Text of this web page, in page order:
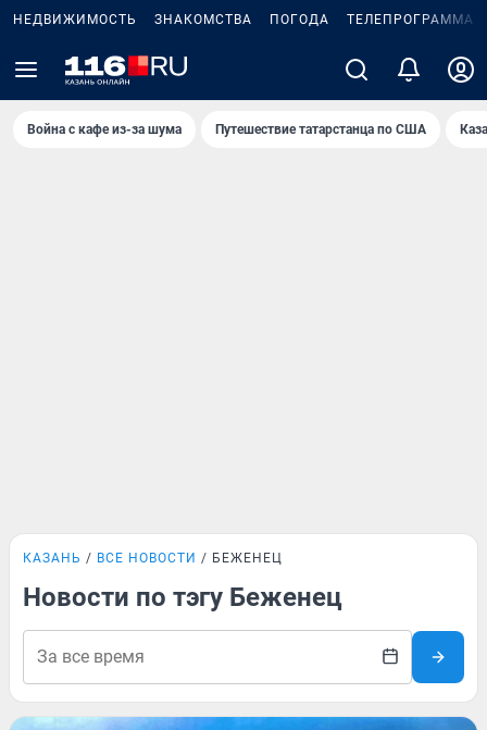
НЕДВИЖИМОСТЬ ЗНАКОМСТВА ПОГОДА ТЕЛЕПРОГРАММА
Война с кафе из-за шума Путешествие татарстанца по США
КАЗАНЬ ВСЕ НОВОСТИ БЕЖЕНЕЦ
Новости по тэгу Беженец